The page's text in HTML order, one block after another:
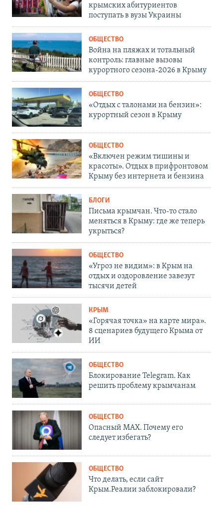
крымских абитуриентов
поступать в вузы Украины
ОБЩЕСТВО
Война на пляжах и тотальный
контроль: главные вызовы
курортного сезона-2026 в Крыму
ОБЩЕСТВО
«Отдых с талонами на бензин»:
курортный сезон в Крыму
ОБЩЕСТВО
«Включен режим тишины и
красоты». Отдых в прифронтовом
Крыму без интернета и бензина
БЛОГИ
Письма крымчан. Что-то стало
меняться в Крыму: где же теперь
укрыться?
ОБЩЕСТВО
«Угроз не видим»: в Крым на
отдых и оздоровление завезут
тысячи детей
КРЫМ
«Горячая точка» на карте мира».
8 сценариев будущего Крыма от
ИИ
ОБЩЕСТВО
Блокирование Telegram. Как
решить проблему крымчанам
ОБЩЕСТВО
Опасный MAX. Почему его
следует избегать?
ОБЩЕСТВО
Что делать, если сайт
Крым.Реалии заблокировали?